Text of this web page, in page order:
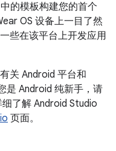
的模板构建您的首个
OS 设备上一目了然
些在该平台上开发应用
关 Android 平台和
是 Android 纯新手，请
了解 Android Studio
页面。